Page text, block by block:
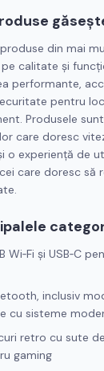
din mai
calitate și
performante,
pentru
Produsele
care doresc
o experiență de
care doresc să
Wi‑Fi și USB‑C
inclusiv
cu sisteme
retro cu sute
gaming